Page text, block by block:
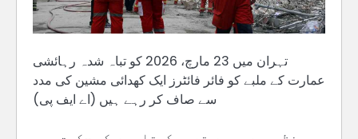
تہران میں 23 مارچ، 2026 کو تباہ شدہ رہائشی
عمارت کے ملبے کو فائر فائٹرز ایک کھدائی مشین کی مدد
سے صاف کر رہے ہیں (اے ایف پی)